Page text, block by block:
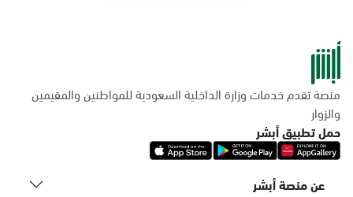
منصة تقدم خدمات وزارة الداخلية السعودية للمواطنين والمقيمين
والزوار
حمل تطبيق أبشر
عن منصة أبشر